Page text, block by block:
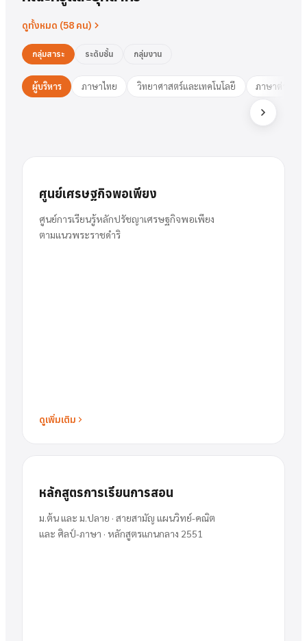
ดูทั้งหมด (58 คน)
กลุ่มสาระ ระดับชั้น กลุ่มงาน
ผู้บริหาร ภาษาไทย วิทยาศาสตร์และเทคโนโลยี ภาษาต่างประ
นายสารัตน์ พวงเงิน
พวงเงิน
ผู้อำนวยการ
นางสาวชมพูนุท ศรีฟ้า
ศูนย์เศรษฐกิจพอเพียง
ศูนย์การเรียนรู้หลักปรัชญาเศรษฐกิจพอเพียง
ตามแนวพระราชดำริ
ดูเพิ่มเติม
หลักสูตรการเรียนการสอน
ม.ต้น และ ม.ปลาย · สายสามัญ แผนวิทย์-คณิต
และ ศิลป์-ภาษา · หลักสูตรแกนกลาง 2551